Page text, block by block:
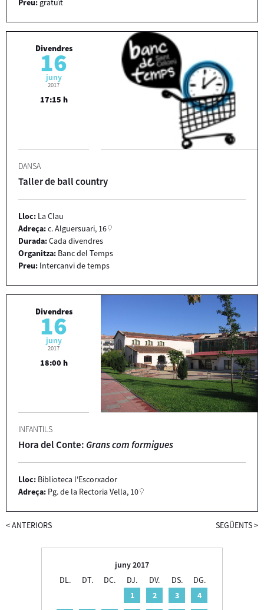
Preu: gratuït
Divendres
16
juny
2017
17:15 h
DANSA
Taller de ball country
Lloc: La Clau
Adreça:c. Alguersuari, 16
Durada:Cada divendres
Organitza: Banc del Temps
Preu: Intercanvi de temps
Divendres
16
juny
2017
18:00 h
INFANTILS
Hora del Conte: Grans com formigues
Lloc: Biblioteca l'Escorxador
Adreça: Pg. de la Rectoria Vella, 10
<ANTERIORS SEGÜENTS>
juny 2017
DL.
DT. DC. DJ. DV. DS.
DG.
1
2 3
4